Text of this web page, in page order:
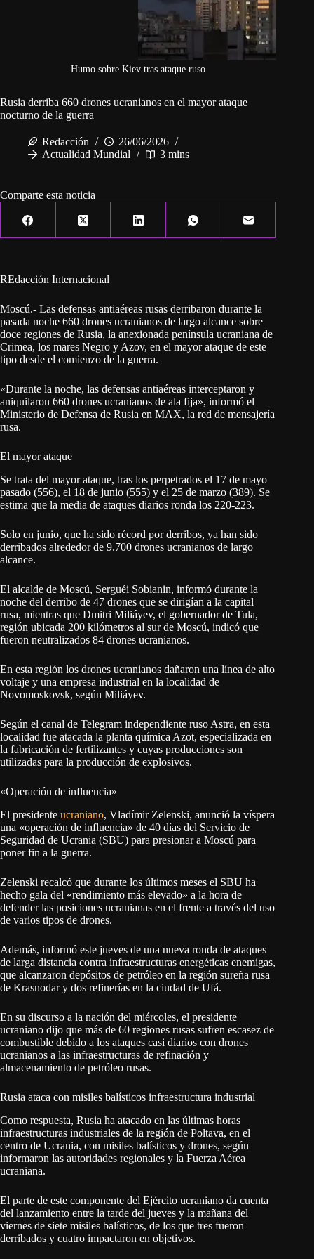
Humo sobre Kiev tras ataque ruso
Rusia derriba 660 drones ucranianos en el mayor ataque
nocturno de la guerra
Redacción
26/06/2026
Actualidad Mundial
3 mins
Comparte esta noticia
REdacción Internacional
Moscú.- Las defensas antiaéreas rusas derribaron durante la
pasada noche 660 drones ucranianos de largo alcance sobre
doce regiones de Rusia, la anexionada península ucraniana de
Crimea, los mares Negro y Azov, en el mayor ataque de este
tipo desde el comienzo de la guerra.
«Durante la noche, las defensas antiaéreas interceptaron y
aniquilaron 660 drones ucranianos de ala fija», informó el
Ministerio de Defensa de Rusia en MAX, la red de mensajería
rusa.
El mayor ataque
Se trata del mayor ataque, tras los perpetrados el 17 de mayo
pasado (556), el 18 de junio (555) y el 25 de marzo (389). Se
estima que la media de ataques diarios ronda los 220-223.
Solo en junio, que ha sido récord por derribos, ya han sido
derribados alrededor de 9.700 drones ucranianos de largo
alcance.
El alcalde de Moscú, Serguéi Sobianin, informó durante la
noche del derribo de 47 drones que se dirigían a la capital
rusa, mientras que Dmitri Miliáyev, el gobernador de Tula,
región ubicada 200 kilómetros al sur de Moscú, indicó que
fueron neutralizados 84 drones ucranianos.
En esta región los drones ucranianos dañaron una línea de alto
voltaje y una empresa industrial en la localidad de
Novomoskovsk, según Miliáyev.
Según el canal de Telegram independiente ruso Astra, en esta
localidad fue atacada la planta química Azot, especializada en
la fabricación de fertilizantes y cuyas producciones son
utilizadas para la producción de explosivos.
«Operación de influencia»
El presidente ucraniano, Vladímir Zelenski, anunció la víspera
una «operación de influencia» de 40 días del Servicio de
Seguridad de Ucrania (SBU) para presionar a Moscú para
poner fin a la guerra.
Zelenski recalcó que durante los últimos meses el SBU ha
hecho gala del «rendimiento más elevado» a la hora de
defender las posiciones ucranianas en el frente a través del uso
de varios tipos de drones.
Además, informó este jueves de una nueva ronda de ataques
de larga distancia contra infraestructuras energéticas enemigas,
que alcanzaron depósitos de petróleo en la región sureña rusa
de Krasnodar y dos refinerías en la ciudad de Ufá.
En su discurso a la nación del miércoles, el presidente
ucraniano dijo que más de 60 regiones rusas sufren escasez de
combustible debido a los ataques casi diarios con drones
ucranianos a las infraestructuras de refinación y
almacenamiento de petróleo rusas.
Rusia ataca con misiles balísticos infraestructura industrial
Como respuesta, Rusia ha atacado en las últimas horas
infraestructuras industriales de la región de Poltava, en el
centro de Ucrania, con misiles balísticos y drones, según
informaron las autoridades regionales y la Fuerza Aérea
ucraniana.
El parte de este componente del Ejército ucraniano da cuenta
del lanzamiento entre la tarde del jueves y la mañana del
viernes de siete misiles balísticos, de los que tres fueron
derribados y cuatro impactaron en objetivos.